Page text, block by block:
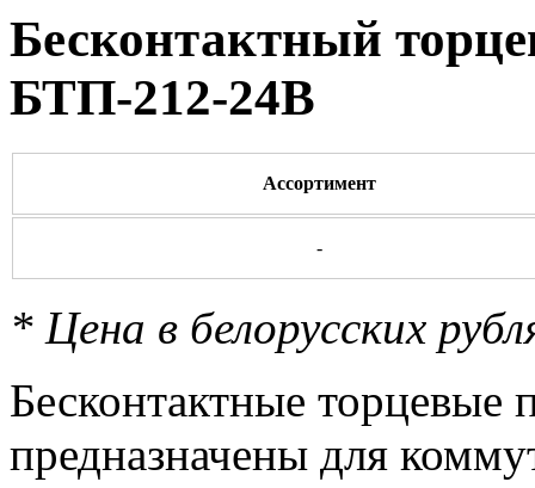
Бесконтактный
БТП-212-24В
Ассортимент
-
* Цена в белорусских
Бесконтактные торцевые
предназначены для